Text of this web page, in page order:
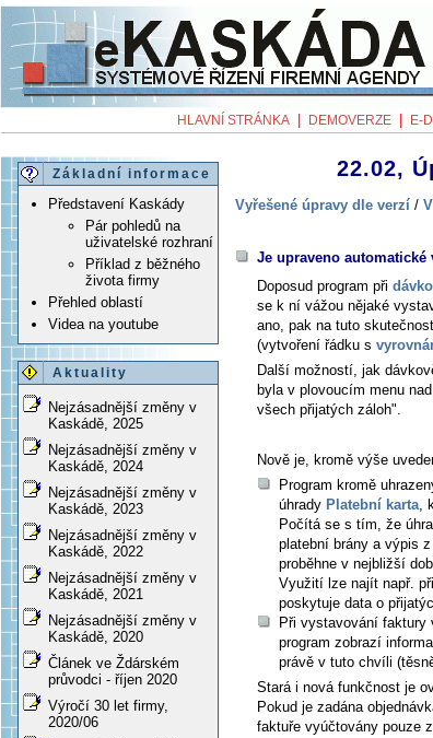
HLAVNÍ STRÁNKA DEMOVERZE E-
Základní informace
Představení Kaskády
Pár pohledů na
uživatelské rozhraní
Příklad z běžného
života firmy
Přehled oblastí
Videa na youtube
Aktuality
Nejzásadnější změny v
Kaskádě, 2025
Nejzásadnější změny v
Kaskádě, 2024
Nejzásadnější změny v
Kaskádě, 2023
Nejzásadnější změny v
Kaskádě, 2022
Nejzásadnější změny v
Kaskádě, 2021
Nejzásadnější změny v
Kaskádě, 2020
Článek ve Ždárském
průvodci - říjen 2020
Výročí 30 let firmy,
2020/06
22.02,
Vyřešené úpravy dle verzí /
Je upraveno
Doposud program při
se k ní vážou nějaké
ano, pak na tuto
(vytvoření řádku s
Další možností, jak
byla v plovoucím menu
všech přijatých záloh".
Nově je, kromě výše
Program kromě
úhrady Platební karta,
Počítá se s tím, že
platební brány a výpis
proběhne v nejbližší
Využití lze najít např.
poskytuje data o
Při vystavování faktury
program zobrazí
právě v tuto chvíli
Stará i nová funkčnost je
Pokud je zadána
faktuře vyúčtovány pouze